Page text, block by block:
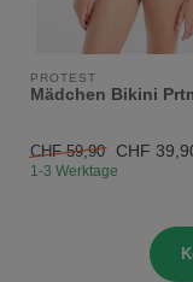
PROTEST
Mädchen Bikini
CHF 59,90 CHF
1-3 Werktage